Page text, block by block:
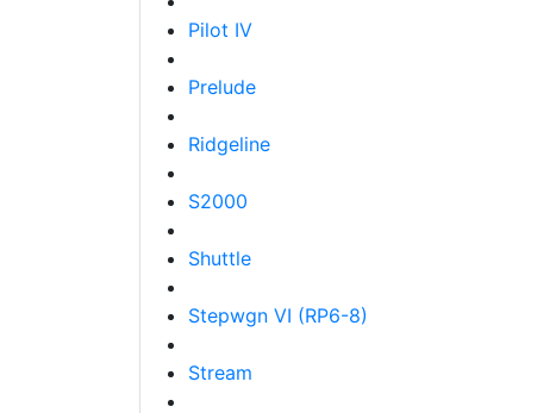
Pilot IV
Prelude
Ridgeline
S2000
Shuttle
Stepwgn VI (RP6-8)
Stream